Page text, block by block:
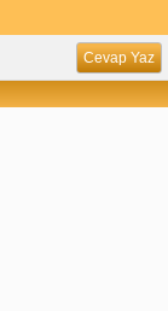
Cevap Yaz